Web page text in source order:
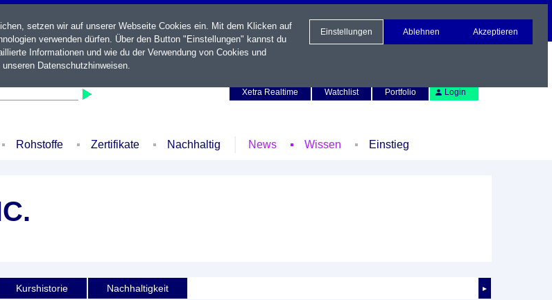
Xetra Realtime
Watchlist Portfolio Login
Rohstoffe Zertifikate Nachhaltig News Wissen Einstieg
►
Kurshistorie Nachhaltigkeit
setzen wir auf unserer Webseite Cookies ein. Mit dem Klicken auf
verwenden dürfen. Über den Button "Einstellungen" kannst du
Informationen und wie du der Verwendung von Cookies und
Datenschutzhinweisen.
Einstellungen Ablehnen Akzeptieren